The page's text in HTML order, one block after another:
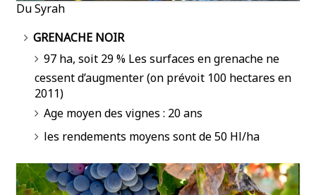
Du Syrah
GRENACHE NOIR
97 ha, soit 29 % Les surfaces en grenache ne
cessent d’augmenter (on prévoit 100 hectares en
2011)
Age moyen des vignes : 20 ans
les rendements moyens sont de 50 Hl/ha